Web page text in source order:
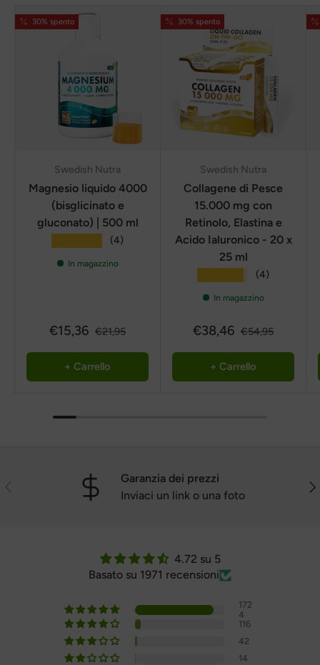
30% spento
Swedish Nutra
Magnesio liquido 4000
(bisglicinato e
gluconato) | 500 ml
(4)
In magazzino
€15,36 €21,95
+ Carrello
30% spento
Swedish Nutra
Collagene di Pesce
15.000 mg con
Retinolo, Elastina e
Acido Ialuronico - 20 x
25 ml
(4)
In magazzino
€38,46 €54,95
+ Carrello
Garanzia dei prezzi
Inviaci un link o una foto
4.72 su 5
Basato su 1971 recensioni
172
4
116
42
14